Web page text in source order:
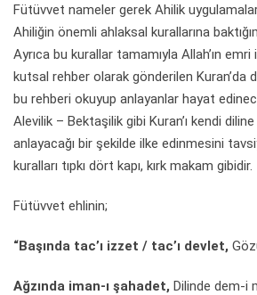
Fütüvvet nameler gerek Ahilik
Ahiliğin önemli ahlaksal kurallarına
Ayrıca bu kurallar tamamıyla Allah’ın
kutsal rehber olarak gönderilen Kuran’da
bu rehberi okuyup anlayanlar hayat
Alevilik – Bektaşilik gibi Kuran’ı kendi
anlayacağı bir şekilde ilke edinmesini
kuralları tıpkı dört kapı, kırk makam gibidir.
Fütüvvet ehlinin;
“Başında tac’ı izzet / tac’ı devlet,
Ağzında iman-ı şahadet, Dilinde dem-i